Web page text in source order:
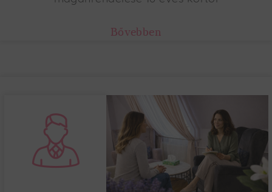
Bővebben